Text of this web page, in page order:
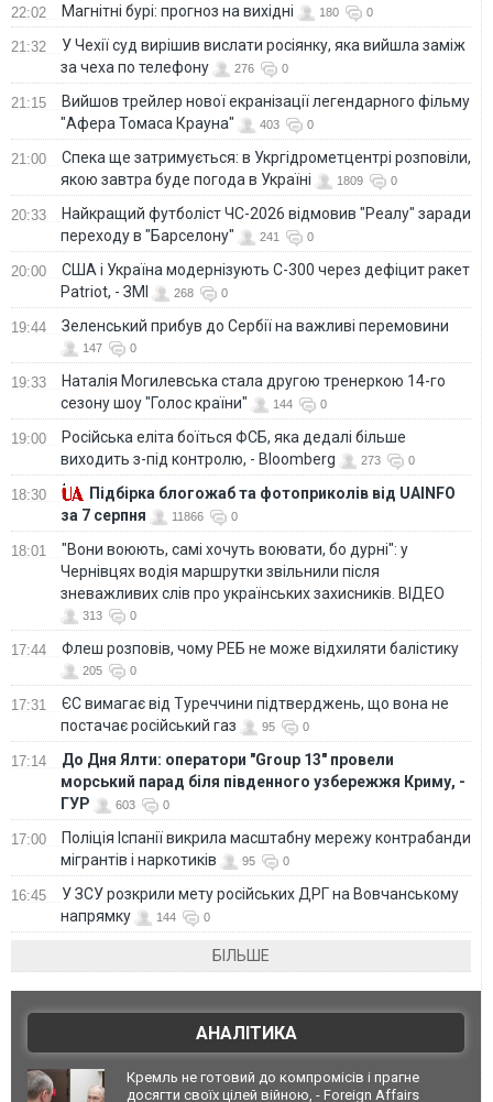
22:02 Магнітні бурі: прогноз на вихідні 180 0
21:32
У Чехії суд вирішив вислати росіянку, яка вийшла заміж
за чеха по телефону
276 0
21:15
Вийшов трейлер нової екранізації легендарного фільму
"Афера Томаса Крауна"
403 0
21:00
Спека ще затримується: в Укргідрометцентрі розповіли,
якою завтра буде погода в Україні
1809 0
20:33
Найкращий футболіст ЧС-2026 відмовив "Реалу" заради
переходу в "Барселону"
241 0
20:00
США і Україна модернізують С-300 через дефіцит ракет
Patriot, - ЗМІ
268 0
19:44 Зеленський прибув до Сербії на важливі перемовини
147 0
19:33
Наталія Могилевська стала другою тренеркою 14-го
сезону шоу "Голос країни"
144 0
19:00
Російська еліта боїться ФСБ, яка дедалі більше
виходить з-під контролю, - Bloomberg
273 0
18:30
Підбірка блогожаб та фотоприколів від UAINFO
за 7 серпня
11866 0
18:01
"Вони воюють, самі хочуть воювати, бо дурні": у
Чернівцях водія маршрутки звільнили після
зневажливих слів про українських захисників. ВІДЕО
313 0
17:44 Флеш розповів, чому РЕБ не може відхиляти балістику
205 0
17:31
ЄС вимагає від Туреччини підтверджень, що вона не
постачає російський газ
95 0
17:14
До Дня Ялти: оператори "Group 13" провели
морський парад біля південного узбережжя Криму, -
ГУР
603 0
17:00
Поліція Іспанії викрила масштабну мережу контрабанди
мігрантів і наркотиків
95 0
16:45
У ЗСУ розкрили мету російських ДРГ на Вовчанському
напрямку
144 0
БІЛЬШЕ
АНАЛІТИКА
Кремль не готовий до компромісів і прагне
досягти своїх цілей війною, - Foreign Affairs